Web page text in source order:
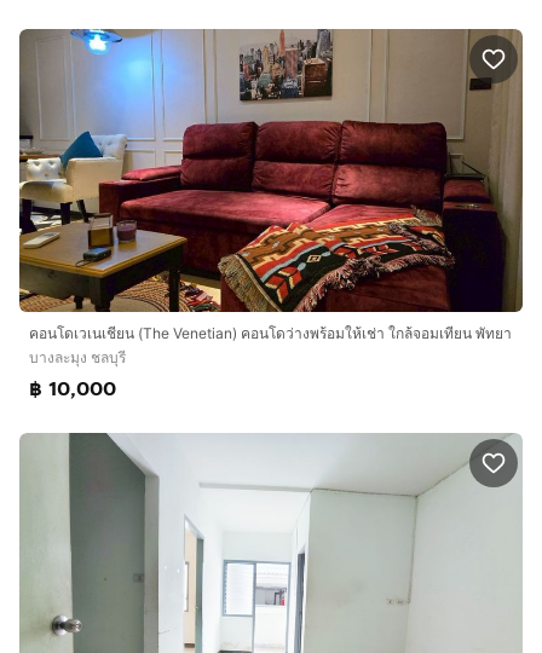
คอนโดเวเนเชียน (The Venetian) คอนโดว่างพร้อมให้เช่า ใกล้จอมเทียน พัทยา
บางละมุง ชลบุรี
฿ 10,000